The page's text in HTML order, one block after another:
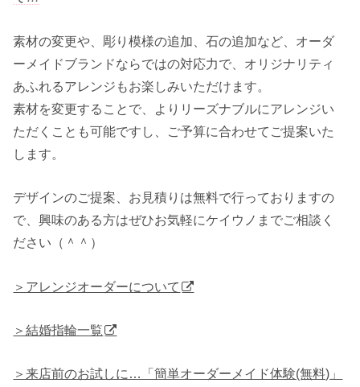
素材の変更や、彫り模様の追加、石の追加など、オーダ
ーメイドブランドならではの対応力で、オリジナリティ
あふれるアレンジもお楽しみいただけます。
素材を変更することで、よりリーズナブルにアレンジい
ただくことも可能ですし、ご予算に合わせてご提案いた
します。
デザインのご提案、お見積りは無料で行っておりますの
で、興味のある方はぜひお気軽にケイウノまでご相談く
ださい（＾＾）
＞アレンジオーダーについて
＞結婚指輪一覧
＞来店前のお試しに…「簡単オーダーメイド体験(無料)」